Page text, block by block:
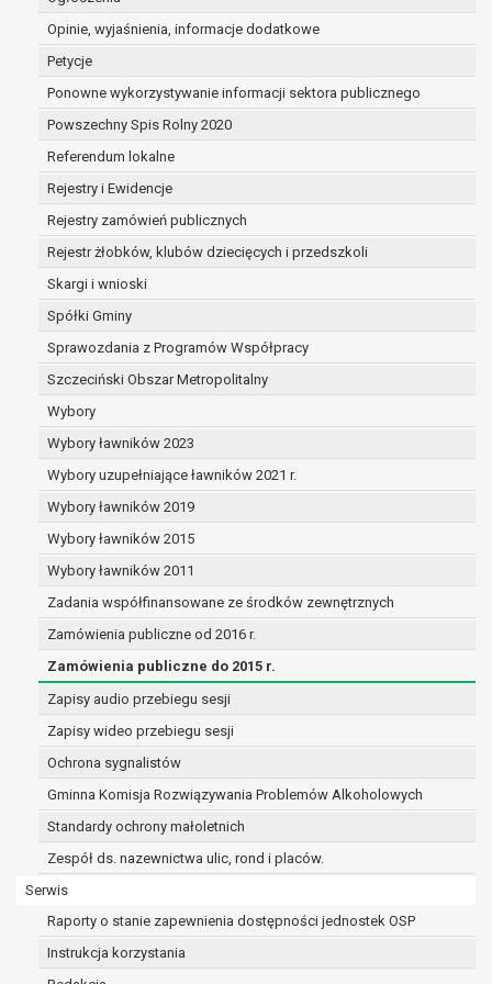
Opinie, wyjaśnienia, informacje dodatkowe
Petycje
Ponowne wykorzystywanie informacji sektora publicznego
Powszechny Spis Rolny 2020
Referendum lokalne
Rejestry i Ewidencje
Rejestry zamówień publicznych
Rejestr żłobków, klubów dziecięcych i przedszkoli
Skargi i wnioski
Spółki Gminy
Sprawozdania z Programów Współpracy
Szczeciński Obszar Metropolitalny
Wybory
Wybory ławników 2023
Wybory uzupełniające ławników 2021 r.
Wybory ławników 2019
Wybory ławników 2015
Wybory ławników 2011
Zadania współfinansowane ze środków zewnętrznych
Zamówienia publiczne od 2016 r.
Zamówienia publiczne do 2015 r.
Zapisy audio przebiegu sesji
Zapisy wideo przebiegu sesji
Ochrona sygnalistów
Gminna Komisja Rozwiązywania Problemów Alkoholowych
Standardy ochrony małoletnich
Zespół ds. nazewnictwa ulic, rond i placów.
Serwis
Raporty o stanie zapewnienia dostępności jednostek OSP
Instrukcja korzystania
osobowych na podstawie art. 18 RODO, w przypadku
gdy:
prawidłowość danych osobowych – na okres
pozwalający administratorowi sprawdzić
prawidłowość tych danych,
przetwarzanie danych jest niezgodne z
usunięciu danych, żądając w zamian ich
ograniczenia,
administrator nie potrzebuje już danych dla
potrzebuje ich do ustalenia, obrony lub
osoba, której dane dotyczą, wniosła sprzeciw
wobec przetwarzania danych - do czasu
ustalenia czy prawnie uzasadnione podstawy
podstawy sprzeciwu;
prawo do przenoszenia danych na podstawie art. 20
RODO, w przypadku gdy łącznie spełnione są
przetwarzanie danych odbywa się na
umowy zawartej z osobą, której dane
na podstawie zgody wyrażonej przez tą
przetwarzanie odbywa się w sposób
zautomatyzowany;
prawo sprzeciwu wobec przetwarzania danych na
podstawie art. 21 RODO, wobec przetwarzania
osobowych, którego podstawą prawną jest:
niezbędność przetwarzania do wykonania
zadania realizowanego w interesie
lub w ramach sprawowania władzy publicznej
powierzonej administratorowi bądź
niezbędność przetwarzania do celów
wynikających z prawnie uzasadnionych
Z przyczyn związanych z Pani/Pana szczególną
sytuacją. W razie wniesienia sprzeciwu,